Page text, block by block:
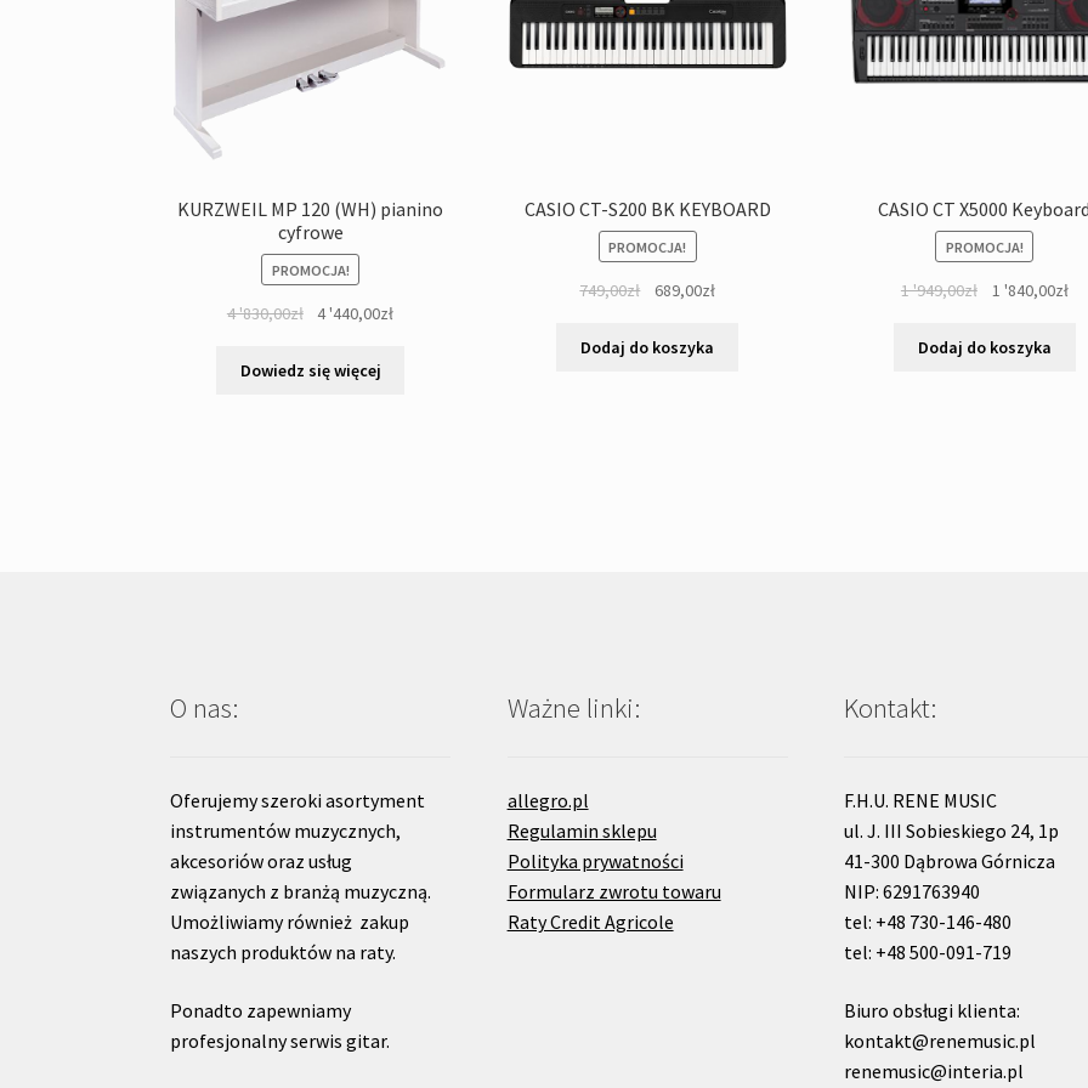
KURZWEIL MP 120 (WH) pianino
cyfrowe
PROMOCJA!
4 '830,00zł
Pierwotna
wynosiła:
4 '440,00złAktualna
Dowiedz się więcej
CASIO CT-S200 BK KEYBOARD
PROMOCJA!
749,00zł
Pierwotna
wynosiła:
689,00złAktualna
Dodaj do koszyka
CASIO CT X5000 Keyboard
PROMOCJA!
1 '949,00zł
Pierwotna
wynosiła:
1 '840,00zł
Dodaj do koszyka
O nas:
Oferujemy szeroki asortyment
instrumentów muzycznych,
akcesoriów oraz usług
związanych z branżą muzyczną.
Umożliwiamy również zakup
naszych produktów na raty.
Ponadto zapewniamy
profesjonalny serwis gitar.
Ważne linki:
allegro.pl
Regulamin sklepu
Polityka prywatności
Formularz zwrotu towaru
Raty Credit Agricole
Kontakt:
F.H.U. RENE MUSIC
ul. J. III Sobieskiego 24, 1p
41-300 Dąbrowa Górnicza
NIP: 6291763940
tel: +48 730-146-480
tel: +48 500-091-719
Biuro obsługi klienta:
kontakt@renemusic.pl
renemusic@interia.pl